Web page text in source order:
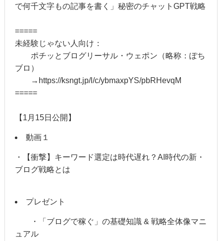
で何千文字もの記事を書く」秘密のチャットGPT戦略
=====
未経験じゃない人向け：
ポチッとブログリーサル・ウェポン（略称：ぽち
ブロ）
→https://ksngt.jp/l/c/ybmaxpYS/pbRHevqM
=====
【1月15日公開】
動画１
・【衝撃】キーワード選定は時代遅れ？AI時代の新・
ブログ戦略とは
プレゼント
・「ブログで稼ぐ」の基礎知識 & 戦略全体像マニ
ュアル